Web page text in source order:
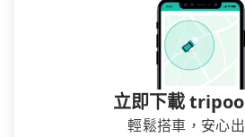
立即下載
輕鬆搭車，安心出